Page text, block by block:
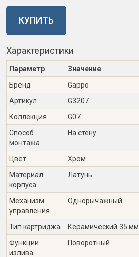
КУПИТЬ
Характеристики
Параметр
Значение
Бренд
Gappo
Артикул
G3207
Коллекция
G07
Способ
монтажа
На стену
Цвет
Хром
Материал
корпуса
Латунь
Механизм
управления
Однорычажный
Тип картриджа
Керамический 35 мм
Функции
излива
Поворотный